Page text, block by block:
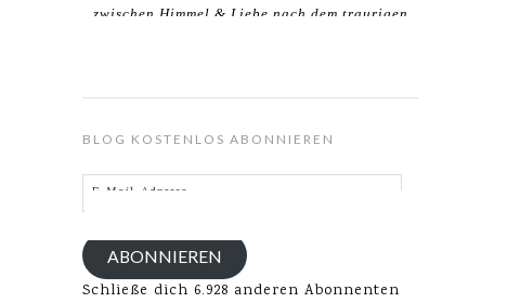
zwischen Himmel & Liebe nach dem traurigen
BLOG KOSTENLOS ABONNIEREN
E-
Mail-
ABONNIEREN
Schließe dich 6.928 anderen Abonnenten